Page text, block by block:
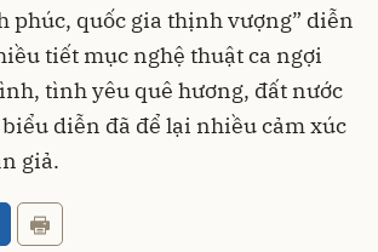
phúc, quốc gia thịnh vượng” diễn
tiết mục nghệ thuật ca ngợi
tình yêu quê hương, đất nước
diễn đã để lại nhiều cảm xúc
giả.